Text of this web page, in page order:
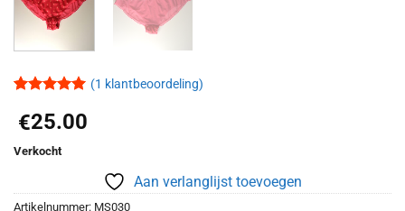
5op 5
gebaseerd
op
(1 klantbeoordeling)
€25.00
Verkocht
Aan verlanglijst toevoegen
Artikelnummer: MS030